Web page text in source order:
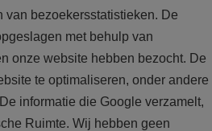
van bezoekersstatistieken. De
met behulp van
onze website hebben bezocht. De
te optimaliseren, onder andere
informatie die Google verzamelt,
Ruimte. Wij hebben geen